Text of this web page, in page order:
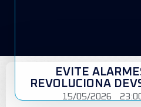
EVITE
REVOLUCIONA
15/05/2026